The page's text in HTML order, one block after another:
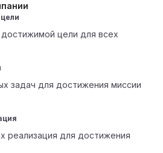
цели для всех
задач для достижения миссии
реализация для достижения